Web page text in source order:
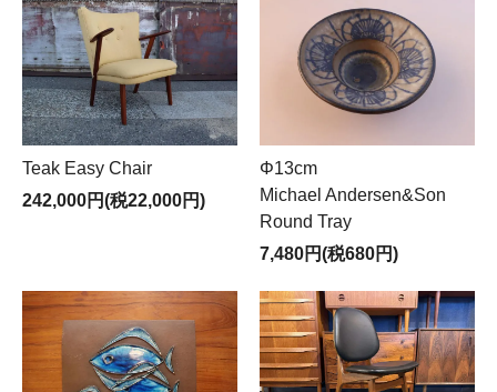
Teak Easy Chair
242,000円(税22,000円)
Φ13cm
Michael Andersen&Son
Round Tray
7,480円(税680円)